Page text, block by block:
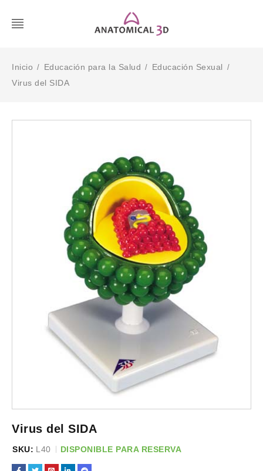
Inicio / Educación para la Salud / Educación Sexual /
Virus del SIDA
Virus del SIDA
SKU: L40 DISPONIBLE PARA RESERVA